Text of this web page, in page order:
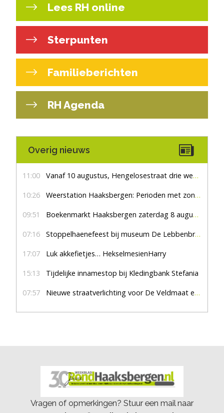
Lees RH online
Sterpunten
Familieberichten
RH Agenda
Overig nieuws
11:00 Vanaf 10 augustus, Hengelosestraat drie weken dicht voor doorgaand verkeer
10:26 Weerstation Haaksbergen: Perioden met zon en droog
09:51 Boekenmarkt Haaksbergen zaterdag 8 augustus, marktplein Haaksbergen
07:16 Stoppelhaenefeest bij museum De Lebbenbrugge
17:07 Luk akkefietjes… HekselmesienHarry
15:13 Tijdelijke innamestop bij Kledingbank Stefania
07:57 Nieuwe straatverlichting voor De Veldmaat en De Pas
Vragen of opmerkingen? Stuur een mail naar